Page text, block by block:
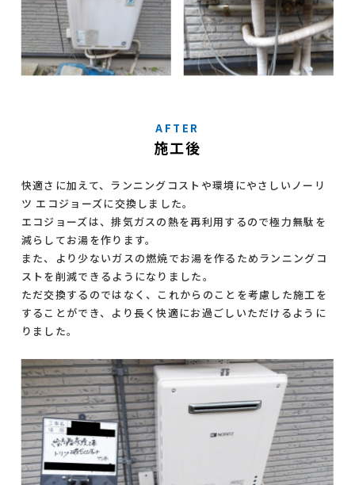
AFTER
施工後
快適さに加えて、ランニングコストや環境にやさしいノーリ
ツ エコジョーズに交換しました。
エコジョーズは、排気ガスの熱を再利用するので極力無駄を
減らしてお湯を作ります。
また、より少ないガスの燃焼でお湯を作るためランニングコ
ストを削減できるようになりました。
ただ交換するのではなく、これからのことを考慮した施工を
することができ、より長く快適にお過ごしいただけるように
りました。